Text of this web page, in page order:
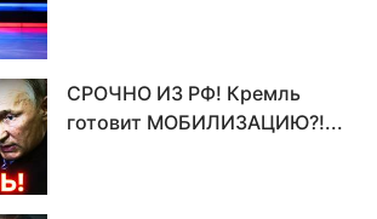
СРОЧНО ИЗ РФ! Кремль
готовит МОБИЛИЗАЦИЮ?!...